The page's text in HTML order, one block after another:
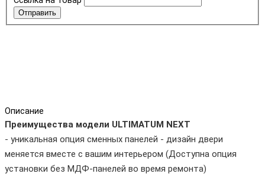
Отправить
Описание
Преимущества модели ULTIMATUM NEXT
- уникальная опция сменных панелей - дизайн двери
меняется вместе с вашим интерьером (Доступна опция
установки без МДФ-панелей во время ремонта)